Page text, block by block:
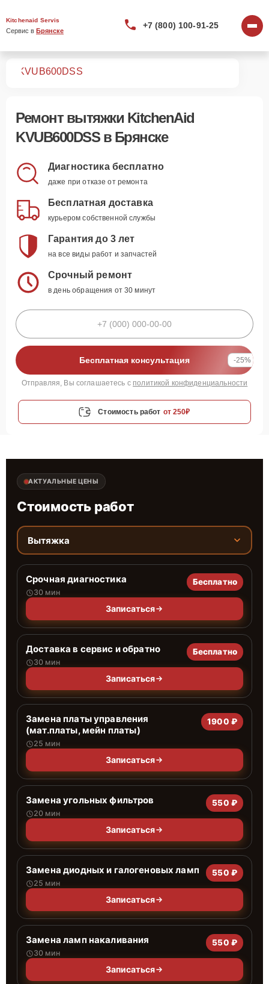
Kitchenaid Servis
Сервис в Брянске
+7 (800) 100-91-25
KVUB600DSS
Ремонт вытяжки KitchenAid
KVUB600DSSв Брянске
Диагностика бесплатно
даже при отказе от ремонта
Бесплатная доставка
курьером собственной службы
Гарантия до 3 лет
на все виды работ и запчастей
Срочный ремонт
в день обращения от 30 минут
Бесплатная консультация -25%
Отправляя, Вы соглашаетесь с политикой конфиденциальности
Стоимость работ от 250₽
АКТУАЛЬНЫЕ ЦЕНЫ
Стоимость работ
Вытяжка
Срочная диагностика
30 мин
Бесплатно
Записаться
Доставка в сервис и обратно
30 мин
Бесплатно
Записаться
Замена платы управления
(мат.платы, мейн платы)
25 мин
1900 ₽
Записаться
Замена угольных фильтров
20 мин
550 ₽
Записаться
Замена диодных и галогеновых ламп
25 мин
550 ₽
Записаться
Замена ламп накаливания
30 мин
550 ₽
Записаться